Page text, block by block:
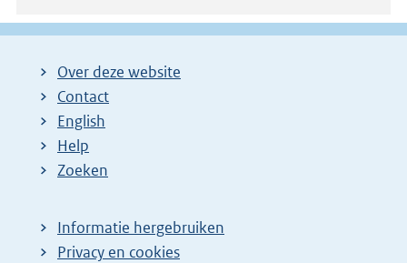
Over deze website
Contact
English
Help
Zoeken
Informatie hergebruiken
Privacy en cookies